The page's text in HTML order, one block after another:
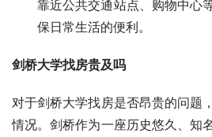
靠近公共交通站点、购物中心
保日常生活的便利。
剑桥大学找房贵及吗
对于剑桥大学找房是否昂贵的问题
情况。剑桥作为一座历史悠久、知